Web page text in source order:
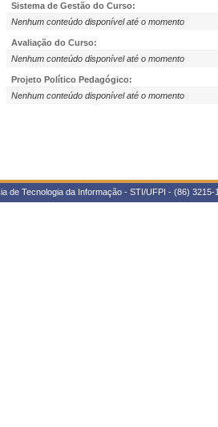
Sistema de Gestão do Curso:
Nenhum conteúdo disponível até o momento
Avaliação do Curso:
Nenhum conteúdo disponível até o momento
Projeto Político Pedagógico:
Nenhum conteúdo disponível até o momento
de Tecnologia da Informação - STI/UFPI - (86) 3215-